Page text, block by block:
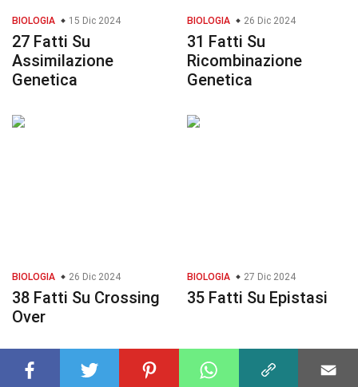
BIOLOGIA 15 Dic 2024
27 Fatti Su
Assimilazione
Genetica
BIOLOGIA 26 Dic 2024
31 Fatti Su
Ricombinazione
Genetica
BIOLOGIA 26 Dic 2024
38 Fatti Su Crossing
Over
BIOLOGIA 27 Dic 2024
35 Fatti Su Epistasi